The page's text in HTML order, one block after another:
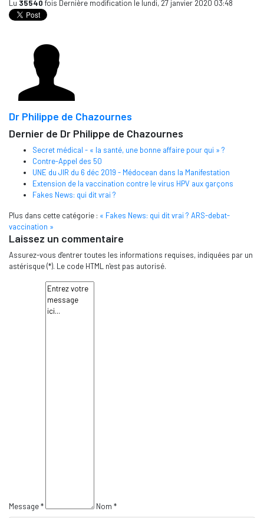
Lu 35540 fois Dernière modification le lundi, 27 janvier 2020 03:48
Dr Philippe de Chazournes
Dernier de Dr Philippe de Chazournes
Secret médical - « la santé, une bonne affaire pour qui » ?
Contre-Appel des 50
UNE du JIR du 6 déc 2019 - Médocean dans la Manifestation
Extension de la vaccination contre le virus HPV aux garçons
Fakes News: qui dit vrai ?
Plus dans cette catégorie : « Fakes News: qui dit vrai ? ARS-debat-
vaccination »
Laissez un commentaire
Assurez-vous d'entrer toutes les informations requises, indiquées par un
astérisque (*). Le code HTML n'est pas autorisé.
Message * Nom *